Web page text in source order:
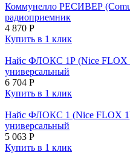
Коммунелло РЕСИВЕР
радиоприемник
4 870 Р
Купить в 1 клик
Найс ФЛОКС 1Р (Nice FLOX
универсальный
6 704 Р
Купить в 1 клик
Найс ФЛОКС 1 (Nice FLOX
универсальный
5 063 Р
Купить в 1 клик